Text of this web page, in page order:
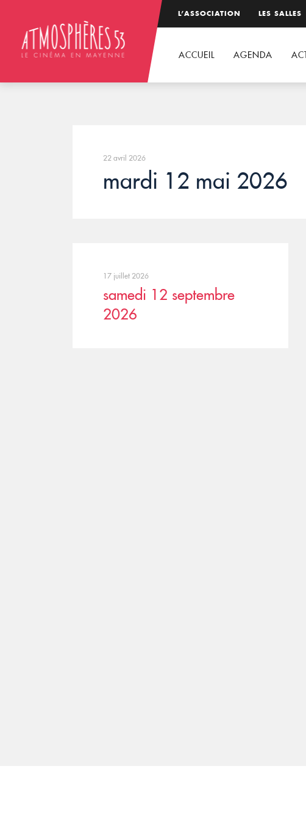
L’ASSOCIATION LES SALLES
ACCUEIL AGENDA
22 avril 2026
mardi 12 mai 2026
17 juillet 2026
samedi 12 septembre
2026